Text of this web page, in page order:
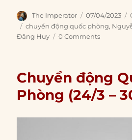
Author
The Imperator
Posted
on
07/04/2023
Tags
chuyển động quốc phòng,
Đăng Huy
0 Comments
Chuyển động
Phòng (24/3 –